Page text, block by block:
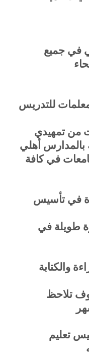
في جميع
للتدريس
من تمهيدي
بالمدارس أهلي
في كافة
في تأسيس
طويلة في
والكتابة
وسوف تلاحظ
تعليم